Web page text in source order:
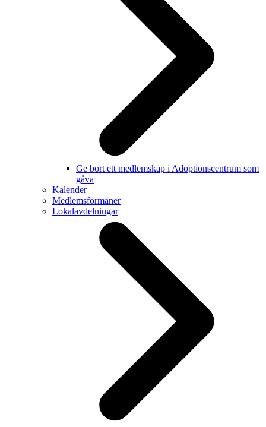
Ge bort ett medlemskap i Adoptionscentrum som
gåva
Kalender
Medlemsförmåner
Lokalavdelningar